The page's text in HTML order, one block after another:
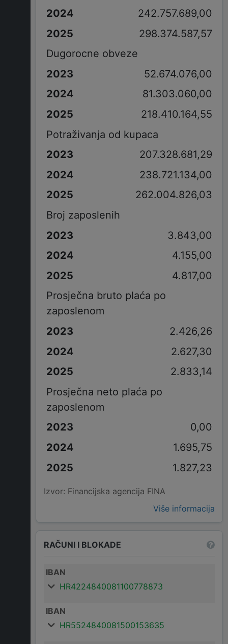
242.757.689,00
298.374.587,57
Dugorocne obveze
52.674.076,00
81.303.060,00
218.410.164,55
Potraživanja od kupaca
207.328.681,29
238.721.134,00
262.004.826,03
Broj zaposlenih
3.843,00
4.155,00
4.817,00
Prosječna bruto plaća po
zaposlenom
2.426,26
2.627,30
2.833,14
Prosječna neto plaća po
zaposlenom
0,00
1.695,75
1.827,23
Izvor: Financijska agencija FINA
Više informacija
RAČUNI I BLOKADE
IBAN
HR4224840081100778873
IBAN
HR5524840081500153635